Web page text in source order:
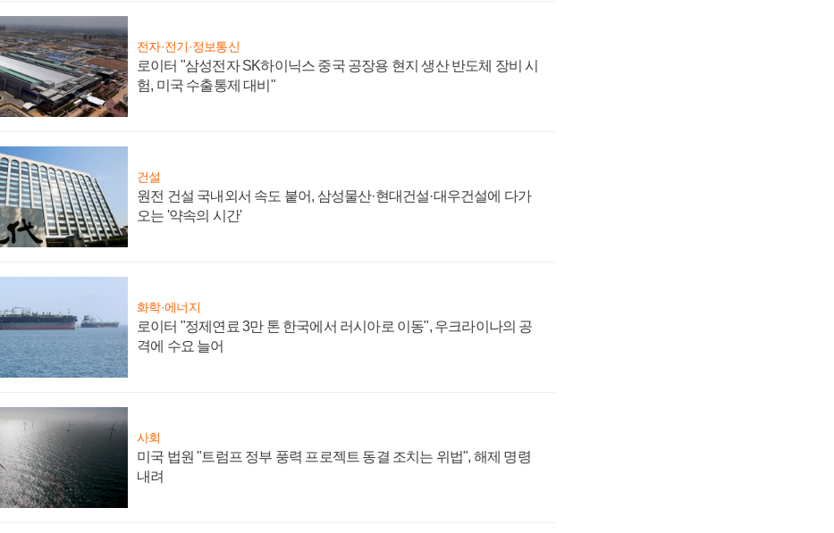
전자·전기·정보통신
로이터 "삼성전자 SK하이닉스 중국 공장용 현지 생산 반도체 장비 시
험, 미국 수출통제 대비"
건설
원전 건설 국내외서 속도 붙어, 삼성물산·현대건설·대우건설에 다가
오는 '약속의 시간'
화학·에너지
로이터 "정제연료 3만 톤 한국에서 러시아로 이동", 우크라이나의 공
격에 수요 늘어
사회
미국 법원 "트럼프 정부 풍력 프로젝트 동결 조치는 위법", 해제 명령
내려